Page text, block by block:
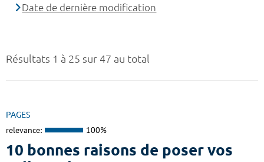
Résultats 1 à 25 sur 47 au total
PAGES
relevance: 100%
10 bonnes raisons de poser vos
Date de dernière modification